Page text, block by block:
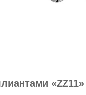
«ZZ11»